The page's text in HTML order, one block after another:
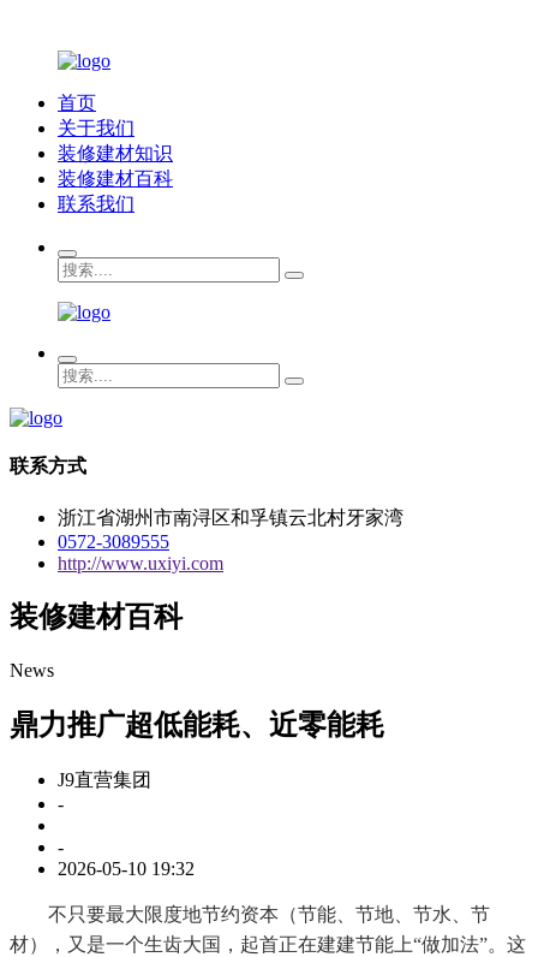
首页
关于我们
装修建材知识
装修建材百科
联系我们
联系方式
浙江省湖州市南浔区和孚镇云北村牙家湾
0572-3089555
http://www.uxiyi.com
装修建材百科
News
鼎力推广超低能耗、近零能耗
J9直营集团
-
-
2026-05-10 19:32
不只要最大限度地节约资本（节能、节地、节水、节
材），又是一个生齿大国，起首正在建建节能上“做加法”。这